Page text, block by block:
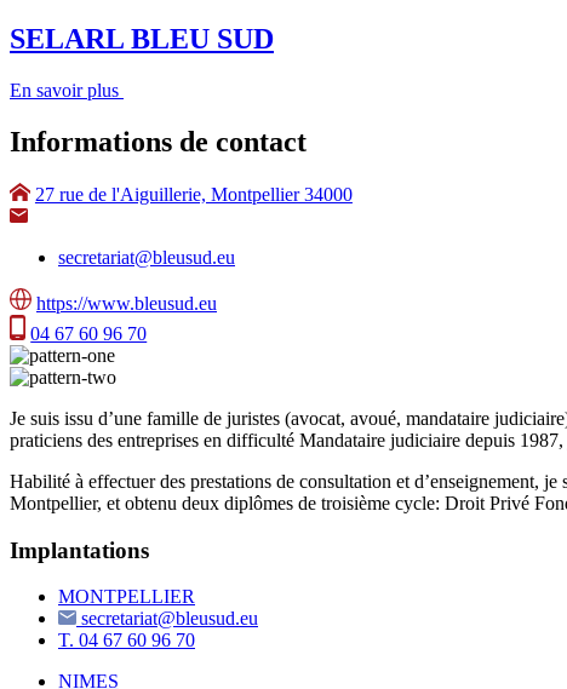
SELARL BLEU SUD
En savoir plus
Informations de contact
27 rue de l'Aiguillerie, Montpellier 34000
secretariat@bleusud.eu
https://www.bleusud.eu
04 67 60 96 70
Je suis issu d’une famille de juristes (avocat, avoué, mandataire
praticiens des entreprises en difficulté Mandataire judiciaire depuis
Habilité à effectuer des prestations de consultation et d’enseignement,
Montpellier, et obtenu deux diplômes de troisième cycle: Droit Privé
Implantations
MONTPELLIER
secretariat@bleusud.eu
T. 04 67 60 96 70
NIMES